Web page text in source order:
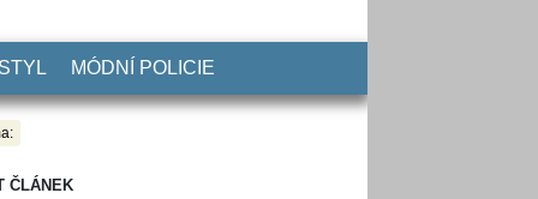
MÓDNÍ POLICIE
ČLÁNEK